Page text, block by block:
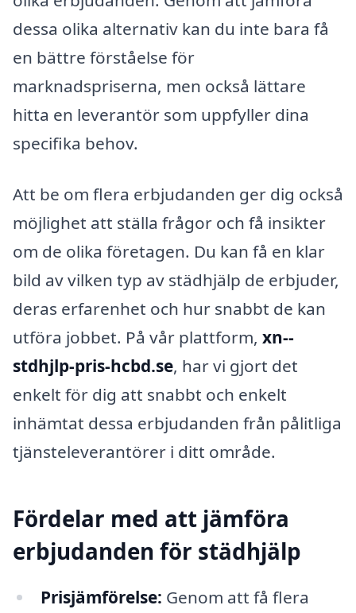
dessa olika alternativ kan du inte bara få
en bättre förståelse för
marknadspriserna, men också lättare
hitta en leverantör som uppfyller dina
specifika behov.
Att be om flera erbjudanden ger dig också
möjlighet att ställa frågor och få insikter
om de olika företagen. Du kan få en klar
bild av vilken typ av städhjälp de erbjuder,
deras erfarenhet och hur snabbt de kan
utföra jobbet. På vår plattform, xn--
stdhjlp-pris-hcbd.se, har vi gjort det
enkelt för dig att snabbt och enkelt
inhämtat dessa erbjudanden från pålitliga
tjänsteleverantörer i ditt område.
Fördelar med att jämföra
erbjudanden för städhjälp
Prisjämförelse: Genom att få flera